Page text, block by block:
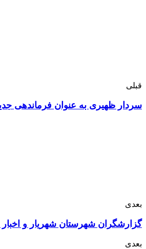
قبلی
سردار ظهیری به عنوان فرماندهی
بعدی
گزارشگران شهرستان شهریار و اخبار
بعدی